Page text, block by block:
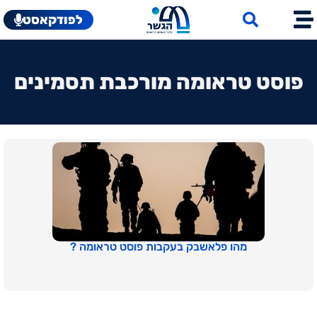
לפודקאסט
פוסט טראומה מורכבת תסמינים
מהו פלאשבק בעקבות פוסט טראומה ?